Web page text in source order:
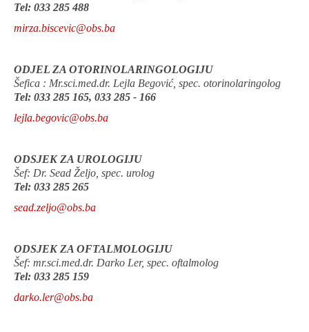
Tel: 033 285 488
mirza.biscevic@obs.ba
ODJEL ZA OTORINOLARINGOLOGIJU
Šefica : Mr.sci.med.dr. Lejla Begović, spec. otorinolaringolog
Tel: 033 285 165, 033 285 - 166
lejla.begovic@obs.ba
ODSJEK ZA UROLOGIJU
Šef: Dr. Sead Željo, spec. urolog
Tel: 033 285 265
sead.zeljo@obs.ba
ODSJEK ZA OFTALMOLOGIJU
Šef: mr.sci.med.dr. Darko Ler, spec. oftalmolog
Tel: 033 285 159
darko.ler@obs.ba